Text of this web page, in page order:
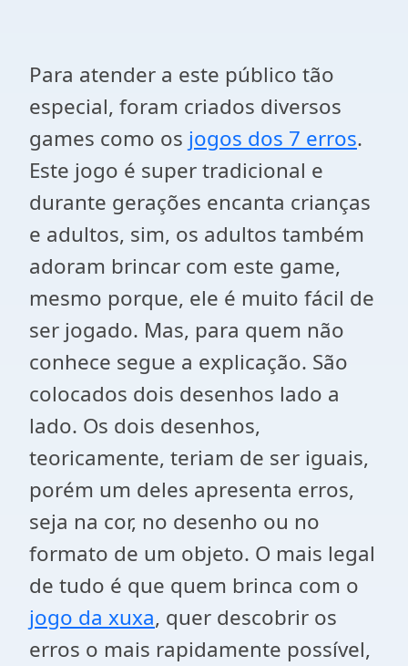
Para atender a este público tão
especial, foram criados diversos
games como os jogos dos 7 erros.
Este jogo é super tradicional e
durante gerações encanta crianças
e adultos, sim, os adultos também
adoram brincar com este game,
mesmo porque, ele é muito fácil de
ser jogado. Mas, para quem não
conhece segue a explicação. São
colocados dois desenhos lado a
lado. Os dois desenhos,
teoricamente, teriam de ser iguais,
porém um deles apresenta erros,
seja na cor, no desenho ou no
formato de um objeto. O mais legal
de tudo é que quem brinca com o
jogo da xuxa, quer descobrir os
erros o mais rapidamente possível,